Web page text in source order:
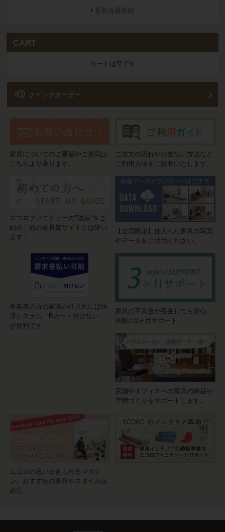
新規会員登録
CART
カートは空です
acute クイックオーダー
家具についてのご要望やご質問は
こちらより承ります。
ご注文の流れやお支払い方法など
ご利用方法をご説明いたします。
エコロファニチャーの"強み"をご
紹介。他の家具卸サイトとは違い
ます！
【会員限定】仕入れた家具の写真
やデータをご活用ください。
事業者の方の家具の仕入れには決
済システム「Bカート掛け払い」
が便利です。
家具に不具合が発生しても安心。
信頼の3ヶ月サポート。
店舗やオフィスへの家具の納品や
空間づくりをサポートします。
エコロの思いがあふれるマガジ
ン。おすすめの家具やスタイルは
必見。